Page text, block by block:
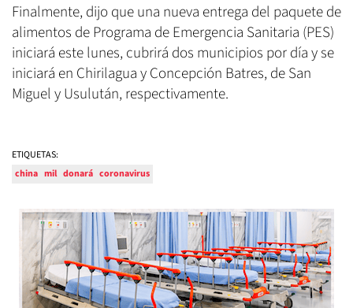
Finalmente, dijo que una nueva entrega del paquete de
alimentos de Programa de Emergencia Sanitaria (PES)
iniciará este lunes, cubrirá dos municipios por día y se
iniciará en Chirilagua y Concepción Batres, de San
Miguel y Usulután, respectivamente.
ETIQUETAS:
china mil donará coronavirus